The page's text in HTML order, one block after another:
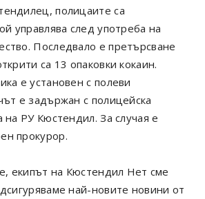
полицаите са
управлява след употреба на
Последвало е претърсване
са 13 опаковки кокаин.
е установен с полеви
е задържан с полицейска
на РУ Кюстендил. За случая е
прокурор.
екипът на Кюстендил Нет сме
най-новите новини от